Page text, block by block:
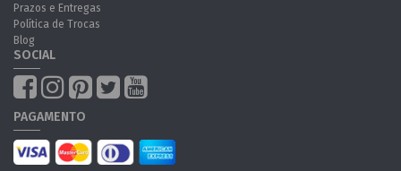
Prazos e Entregas
Política de Trocas
Blog
SOCIAL
PAGAMENTO